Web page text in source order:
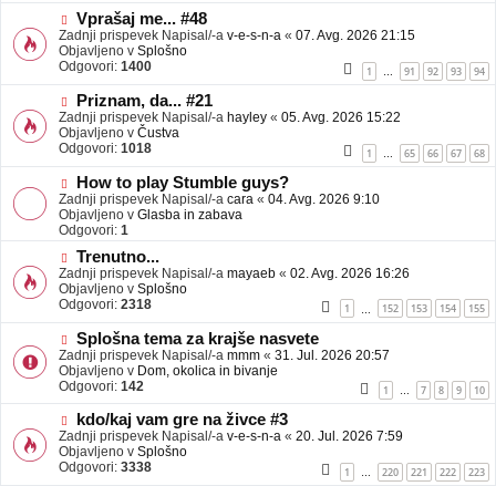
b
a
v
e
N
o
v
e
b
a
v
e
Vprašaj me... #48
Zadnji prispevek Napisal/-a v-e-s-n-a « 07. Avg. 2026 21:15
Objavljeno v Splošno
Odgovori: 1400 1 … 91 92 93 94
N
o
v
e
b
a
v
e
Priznam, da... #21
Zadnji prispevek Napisal/-a hayley « 05. Avg. 2026 15:22
Objavljeno v Čustva
Odgovori: 1018 1 65 66 67 68
N
o
v
e
o
b
j
a
v
e
How to play Stumble guys?
Zadnji prispevek Napisal/-a cara « 04. Avg. 2026 9:10
Objavljeno v Glasba in zabava
Odgovori: 1
N
o
v
e
o
b
a
v
e
Trenutno...
Zadnji prispevek Napisal/-a mayaeb « 02. Avg. 2026 16:26
Objavljeno v Splošno
Odgovori: 2318 1 152 153 154 155
N
o
v
e
o
b
a
v
e
Splošna tema za krajše nasvete
Zadnji prispevek Napisal/-a mmm « 31. Jul. 2026 20:57
Objavljeno v Dom, okolica in bivanje
Odgovori: 142 1 … 7 8 9 10
N
o
v
e
kdo/kaj vam gre na živce #3
Zadnji prispevek Napisal/-a v-e-s-n-a « 20. Jul. 2026 7:59
Objavljeno v Splošno
Odgovori: 3338 1 … 220 221 222 223